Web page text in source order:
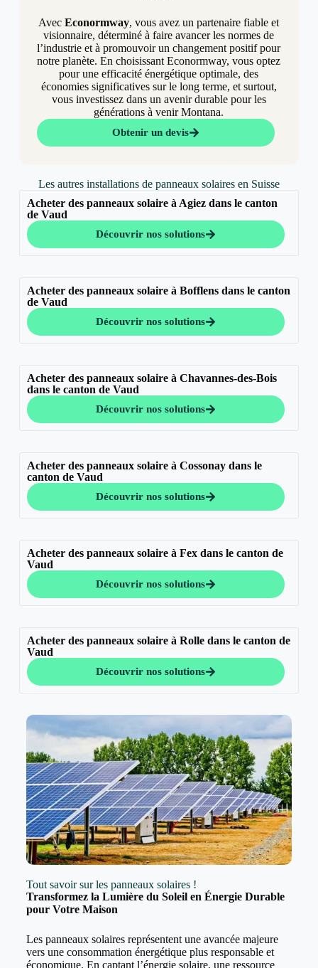
AvecEconormway, vous avez un partenaire fiable et
visionnaire, déterminé à faire avancer les normes de
l’industrie et à promouvoir un changement positif pour
notre planète. En choisissant Econormway, vous optez
pour une efficacité énergétique optimale, des
économies significatives sur le long terme, et surtout,
vous investissez dans un avenir durable pour les
générations à venir Montana.
Obtenir un devis
Les autres installations de panneaux solaires en Suisse
Acheter des panneaux solaire à Agiez dans le canton
de Vaud
Découvrir nos solutions
Acheter des panneaux solaire à Bofflens dans le canton
de Vaud
Découvrir nos solutions
Acheter des panneaux solaire à Chavannes-des-Bois
dans le canton de Vaud
Découvrir nos solutions
Acheter des panneaux solaire à Cossonay dans le
canton de Vaud
Découvrir nos solutions
Acheter des panneaux solaire à Fex dans le canton de
Vaud
Découvrir nos solutions
Acheter des panneaux solaire à Rolle dans le canton de
Vaud
Découvrir nos solutions
Tout savoir sur les panneaux solaires !
Transformez la Lumière du Soleil en Énergie Durable
pour Votre Maison
Les panneaux solaires représentent une avancée majeure
vers une consommation énergétique plus responsable et
économique. En captant l’énergie solaire, une ressource